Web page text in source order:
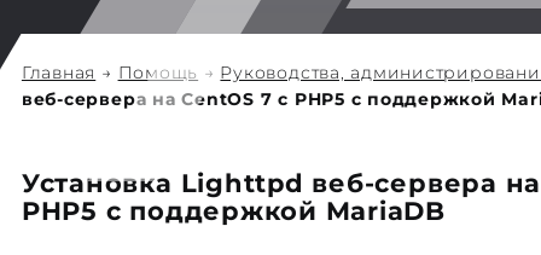
Главная → Помощь → Руководства,
веб-сервера на CentOS 7 с PHP5 с поддержкой
Установка Lighttpd веб-сервера
PHP5 с поддержкой MariaDB